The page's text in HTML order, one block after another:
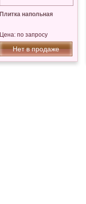
Плитка напольная
Цена: по запросу
Нет в продаже